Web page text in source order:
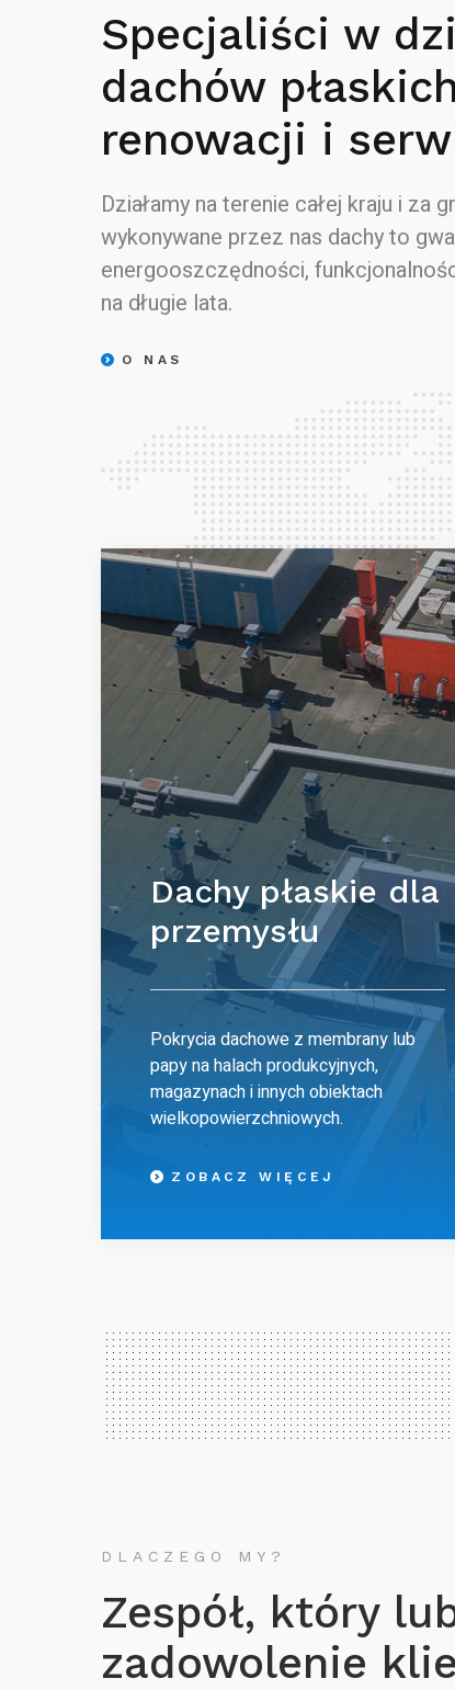
Specjaliści w
dachów
renowacji i
Działamy na terenie całej kraju i za
wykonywane przez nas dachy to
energooszczędności,
na długie lata.
O NAS
Dachy płaskie dla
przemysłu
Pokrycia dachowe z membrany lub
papy na halach produkcyjnych,
magazynach i innych obiektach
wielkopowierzchniowych.
ZOBACZ WIĘCEJ
DLACZEGO MY?
Zespół, który
zadowolenie